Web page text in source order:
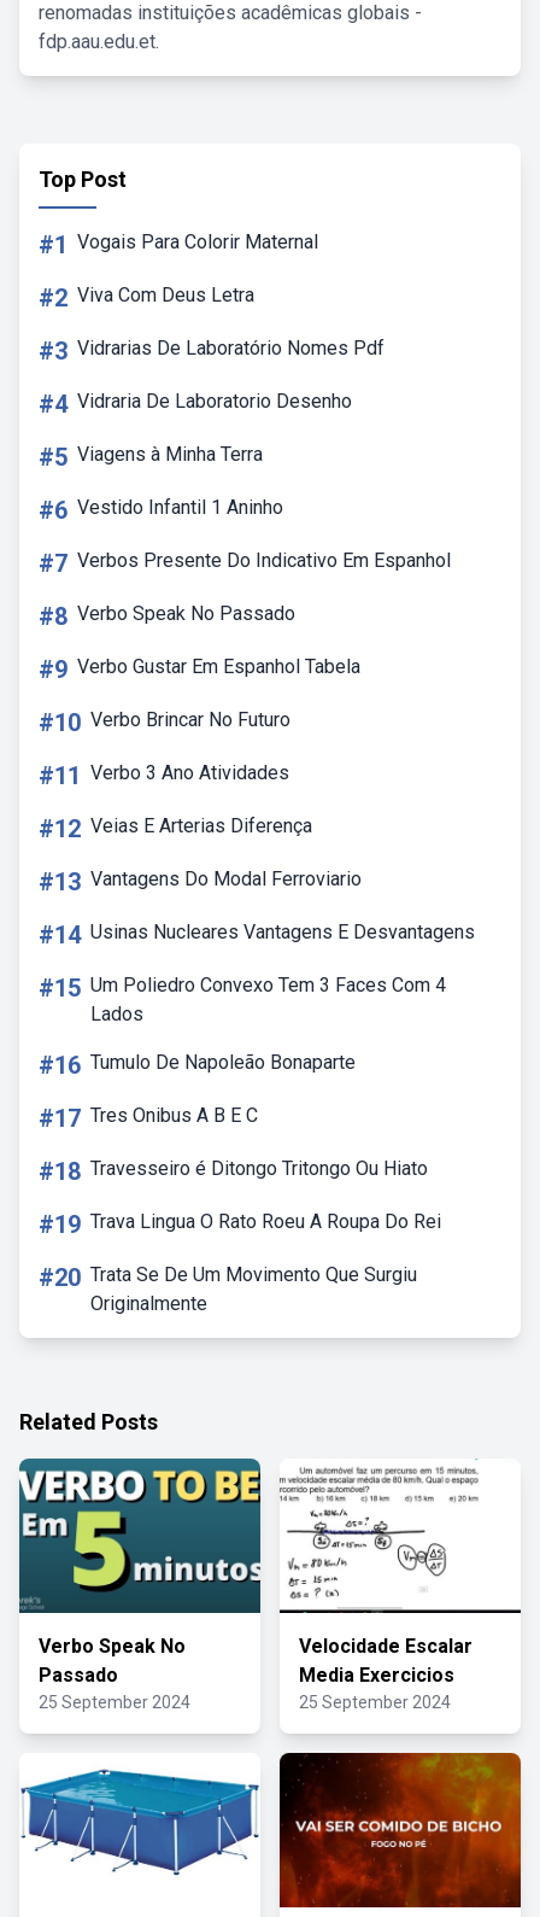
renomadas instituições acadêmicas globais -
fdp.aau.edu.et.
Top Post
#1 Vogais Para Colorir Maternal
#2 Viva Com Deus Letra
#3 Vidrarias De Laboratório Nomes Pdf
#4 Vidraria De Laboratorio Desenho
#5 Viagens à Minha Terra
#6 Vestido Infantil 1 Aninho
#7 Verbos Presente Do Indicativo Em Espanhol
#8 Verbo Speak No Passado
#9 Verbo Gustar Em Espanhol Tabela
#10 Verbo Brincar No Futuro
#11 Verbo 3 Ano Atividades
#12 Veias E Arterias Diferença
#13 Vantagens Do Modal Ferroviario
#14 Usinas Nucleares Vantagens E Desvantagens
#15 Um Poliedro Convexo Tem 3 Faces Com 4
Lados
#16 Tumulo De Napoleão Bonaparte
#17 Tres Onibus A B E C
#18 Travesseiro é Ditongo Tritongo Ou Hiato
#19 Trava Lingua O Rato Roeu A Roupa Do Rei
#20 Trata Se De Um Movimento Que Surgiu
Originalmente
Related Posts
Verbo Speak No
Passado
25 September 2024
Velocidade Escalar
Media Exercicios
25 September 2024